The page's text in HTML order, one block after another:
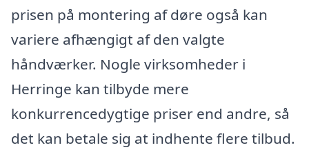
prisen på montering af døre også kan
variere afhængigt af den valgte
håndværker. Nogle virksomheder i
Herringe kan tilbyde mere
konkurrencedygtige priser end andre, så
det kan betale sig at indhente flere tilbud.